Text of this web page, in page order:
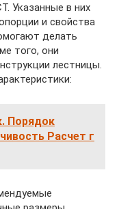
Указанные в них
и свойства
делать
того, они
лестницы.
Порядок
Расчет г